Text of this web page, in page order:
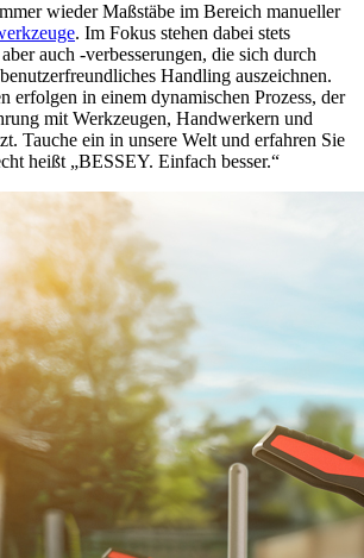
wieder Maßstäbe im Bereich manueller
. Im Fokus stehen dabei stets
auch -verbesserungen, die sich durch
Handling auszeichnen.
erfolgen in einem dynamischen Prozess, der
mit Werkzeugen, Handwerkern und
Tauche ein in unsere Welt und erfahren Sie
heißt „BESSEY. Einfach besser.“